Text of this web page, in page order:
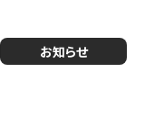
お知らせ